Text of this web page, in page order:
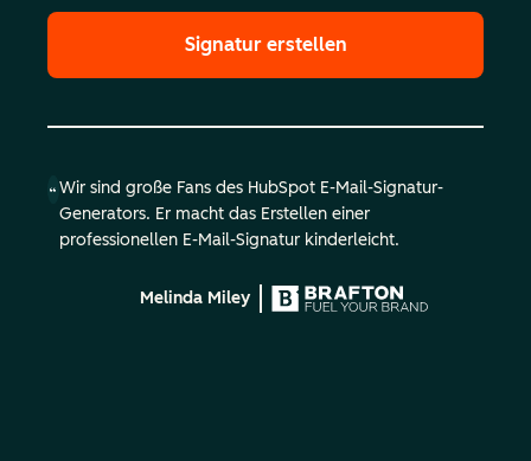
Signatur erstellen
Wir sind große Fans des HubSpot E-Mail-Signatur-
Generators. Er macht das Erstellen einer
professionellen E-Mail-Signatur kinderleicht.
Melinda Miley